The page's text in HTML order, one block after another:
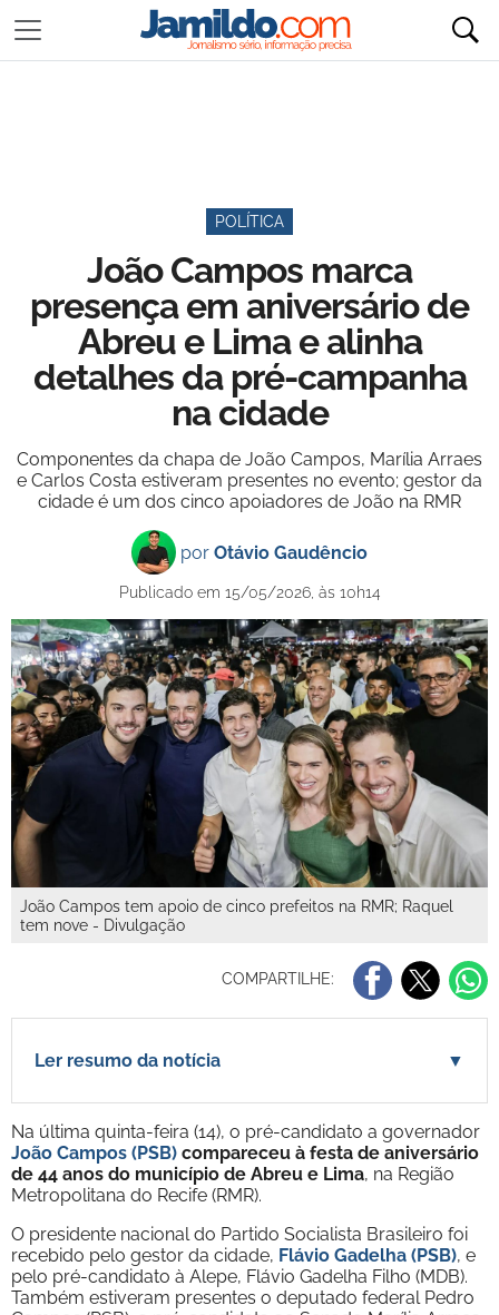
POLÍTICA
João Campos marca
presença em aniversário de
Abreu e Lima e alinha
detalhes da pré-campanha
na cidade
Componentes da chapa de João Campos, Marília Arraes
e Carlos Costa estiveram presentes no evento; gestor da
cidade é um dos cinco apoiadores de João na RMR
por Otávio Gaudêncio
Publicado em 15/05/2026, às 10h14
João Campos tem apoio de cinco prefeitos na RMR; Raquel
tem nove - Divulgação
COMPARTILHE:
Ler resumo da notícia ▼
Na última quinta-feira (14), o pré-candidato a governador
João Campos (PSB) compareceu à festa de aniversário
de 44 anos do município de Abreu e Lima, na Região
Metropolitana do Recife (RMR).
O presidente nacional do Partido Socialista Brasileiro foi
recebido pelo gestor da cidade, Flávio Gadelha (PSB), e
pelo pré-candidato à Alepe, Flávio Gadelha Filho (MDB).
Também estiveram presentes o deputado federal Pedro